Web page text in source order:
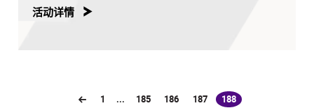
活动详情
1 ... 185 186 187 188
(current)